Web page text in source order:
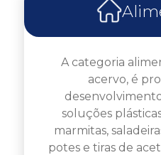
A categoria
acervo, é
soluções
marmitas,
potes e tiras de